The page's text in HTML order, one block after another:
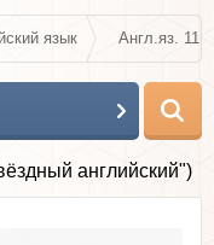
язык Англ.яз. 11
английский")